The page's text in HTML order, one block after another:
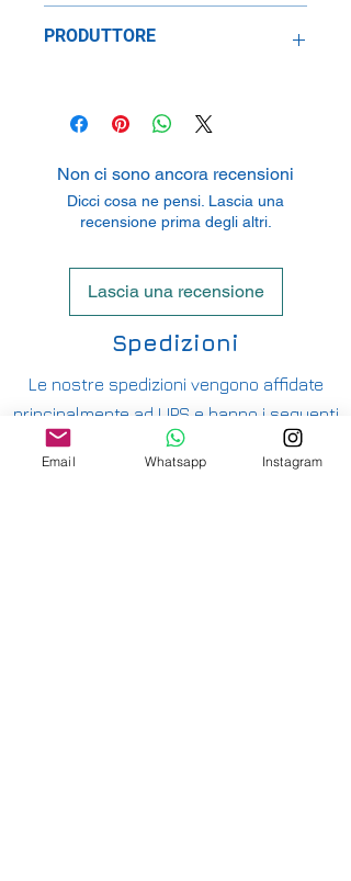
PRODUTTORE
Oftertingen, Germany
Non ci sono ancora recensioni
Dicci cosa ne pensi. Lascia una
recensione prima degli altri.
Lascia una recensione
Spedizioni
Le nostre spedizioni vengono affidate
principalmente ad UPS e hanno i seguenti
costi:
ITALIA PENISOLA DA 9,90€ - GRATUITA DA
Email Whatsapp Instagram